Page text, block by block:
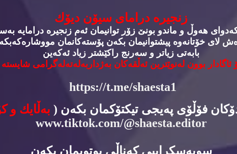
زنجیره‌ درامای سیۆن دیۆك
هه‌وڵ و ماندو بونێ زۆر توانیمان ئه‌م زنجیره‌ درامایه‌
لای خۆتانه‌وه‌ پیشتوانیمان بكه‌ن پۆسته‌كانمان
بابه‌تی زیاتر و سه‌رنج راكێشتر زیاد ئه‌كه‌ین
ئاگادار بوون له‌نوێترین ئه‌ڵقه‌كان به‌ژداربه‌له‌ته‌له‌گرامی شایسته‌
https://t.me/shaesta1
فۆڵۆی په‌یجی تیكتۆكمان بكه‌ن ( به‌ڵایك و
www.tiktok.com/@shaesta.editor
سوبه‌سكرایبی كه‌ناڵی یوتوبمان بكه‌ن